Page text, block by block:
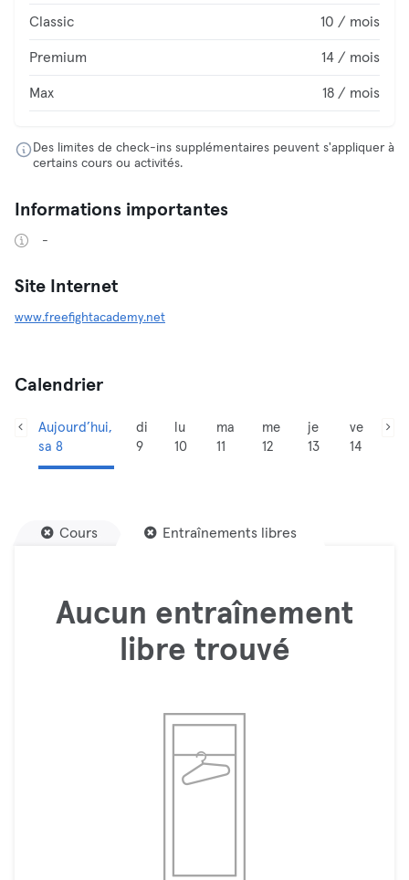
Classic 10 / mois
Premium 14 / mois
Max 18 / mois
Des limites de check-ins supplémentaires peuvent s'appliquer à
certains cours ou activités.
Informations importantes
-
Site Internet
www.freefightacademy.net
Calendrier
Aujourd’hui,
sa 8
di
9
lu
10
ma
11
me
12
je
13
ve
14
Cours Entraînements libres
Aucun entraînement
libre trouvé